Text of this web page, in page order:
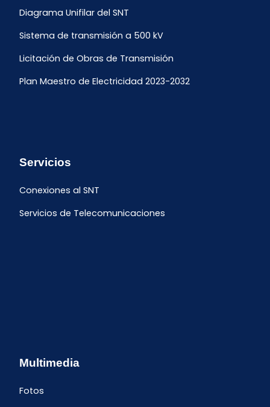
Diagrama Unifilar del SNT
Sistema de transmisión a 500 kV
Licitación de Obras de Transmisión
Plan Maestro de Electricidad 2023-2032
Servicios
Conexiones al SNT
Servicios de Telecomunicaciones
Multimedia
Fotos